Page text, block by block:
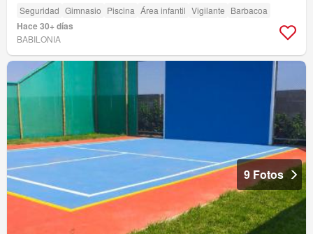
Seguridad Gimnasio Piscina Área infantil Vigilante Barbacoa
Hace 30+ días
BABILONIA
9 Fotos